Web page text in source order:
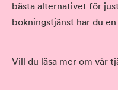
bästa alternativet för
bokningstjänst har du
Vill du läsa mer om vår